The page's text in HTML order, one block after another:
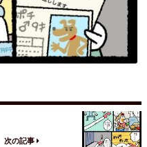
次の記事